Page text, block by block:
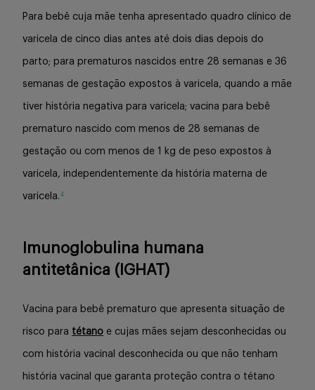
Para bebê cuja mãe tenha apresentado quadro clínico de
varicela de cinco dias antes até dois dias depois do
parto; para prematuros nascidos entre 28 semanas e 36
semanas de gestação expostos à varicela, quando a mãe
tiver história negativa para varicela; vacina para bebê
prematuro nascido com menos de 28 semanas de
gestação ou com menos de 1 kg de peso expostos à
varicela, independentemente da história materna de
varicela. 4
Imunoglobulina humana
antitetânica (IGHAT)
Vacina para bebê prematuro que apresenta situação de
risco para tétano e cujas mães sejam desconhecidas ou
com história vacinal desconhecida ou que não tenham
história vacinal que garanta proteção contra o tétano